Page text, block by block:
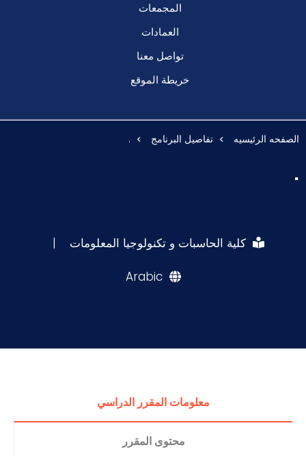
المجمعات
العمادات
تواصل معنا
خريطة الموقع
الصفحه الرئيسيه تفاصيل البرنامج .
.
كلية الحاسبات و تكنولوجيا المعلومات |
Arabic
معلومات المقرر الدراسي
محتوى المقرر